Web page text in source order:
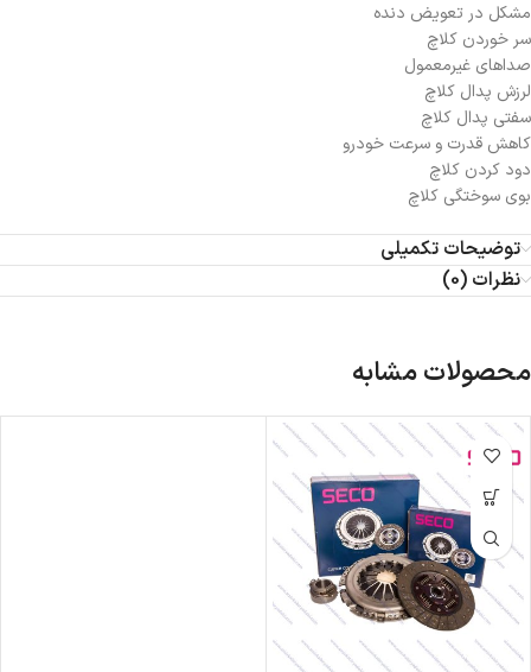
مشکل در تعویض دنده
سر خوردن کلاچ
صداهای غیرمعمول
لرزش پدال کلاچ
سفتی پدال کلاچ
کاهش قدرت و سرعت خودرو
دود کردن کلاچ
بوی سوختگی کلاچ
توضیحات تکمیلی
نظرات (0)
محصولات مشابه